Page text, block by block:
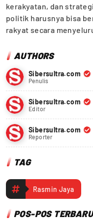
kerakyatan, dan
politik harusnya bisa
rakyat secara
AUTHORS
Sibersultra.com
Penulis
Sibersultra.com
Editor
Sibersultra.com
Reporter
TAG
Rasmin Jaya
POS-POS TERBARU